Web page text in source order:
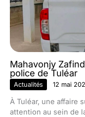
Mahavonjy
police de Tuléar
Actualités 12 mai
À Tuléar, une affaire
attention au sein de